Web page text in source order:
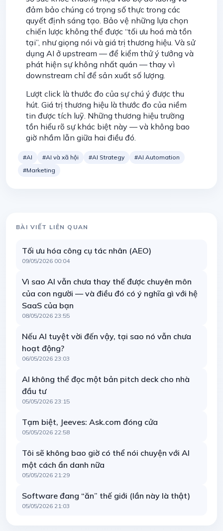
đảm bảo chúng có trọng số thực trong các
quyết định sáng tạo. Bảo vệ những lựa chọn
chiến lược không thể được “tối ưu hoá mà tồn
tại”, như giọng nói và giá trị thương hiệu. Và sử
dụng AI ở upstream — để kiểm thử ý tưởng và
phát hiện sự không nhất quán — thay vì
downstream chỉ để sản xuất số lượng.
Lượt click là thước đo của sự chú ý được thu
hút. Giá trị thương hiệu là thước đo của niềm
tin được tích luỹ. Những thương hiệu trường
tồn hiểu rõ sự khác biệt này — và không bao
giờ nhầm lẫn giữa hai điều đó.
#AI #AI và xã hội #AI Strategy
#AI Automation
#Marketing
BÀI VIẾT LIÊN QUAN
Tối ưu hóa công cụ tác nhân (AEO)
09/05/2026 00:04
Vì sao AI vẫn chưa thay thế được chuyên môn
của con người — và điều đó có ý nghĩa gì với hệ
SaaS của bạn
08/05/2026 23:55
Nếu AI tuyệt vời đến vậy, tại sao nó vẫn chưa
hoạt động?
06/05/2026 23:03
AI không thể đọc một bản pitch deck cho nhà
đầu tư
05/05/2026 23:15
Tạm biệt, Jeeves: Ask.com đóng cửa
05/05/2026 22:58
Tôi sẽ không bao giờ có thể nói chuyện với AI
một cách ẩn danh nữa
05/05/2026 21:29
Software đang “ăn” thế giới (lần này là thật)
05/05/2026 21:03